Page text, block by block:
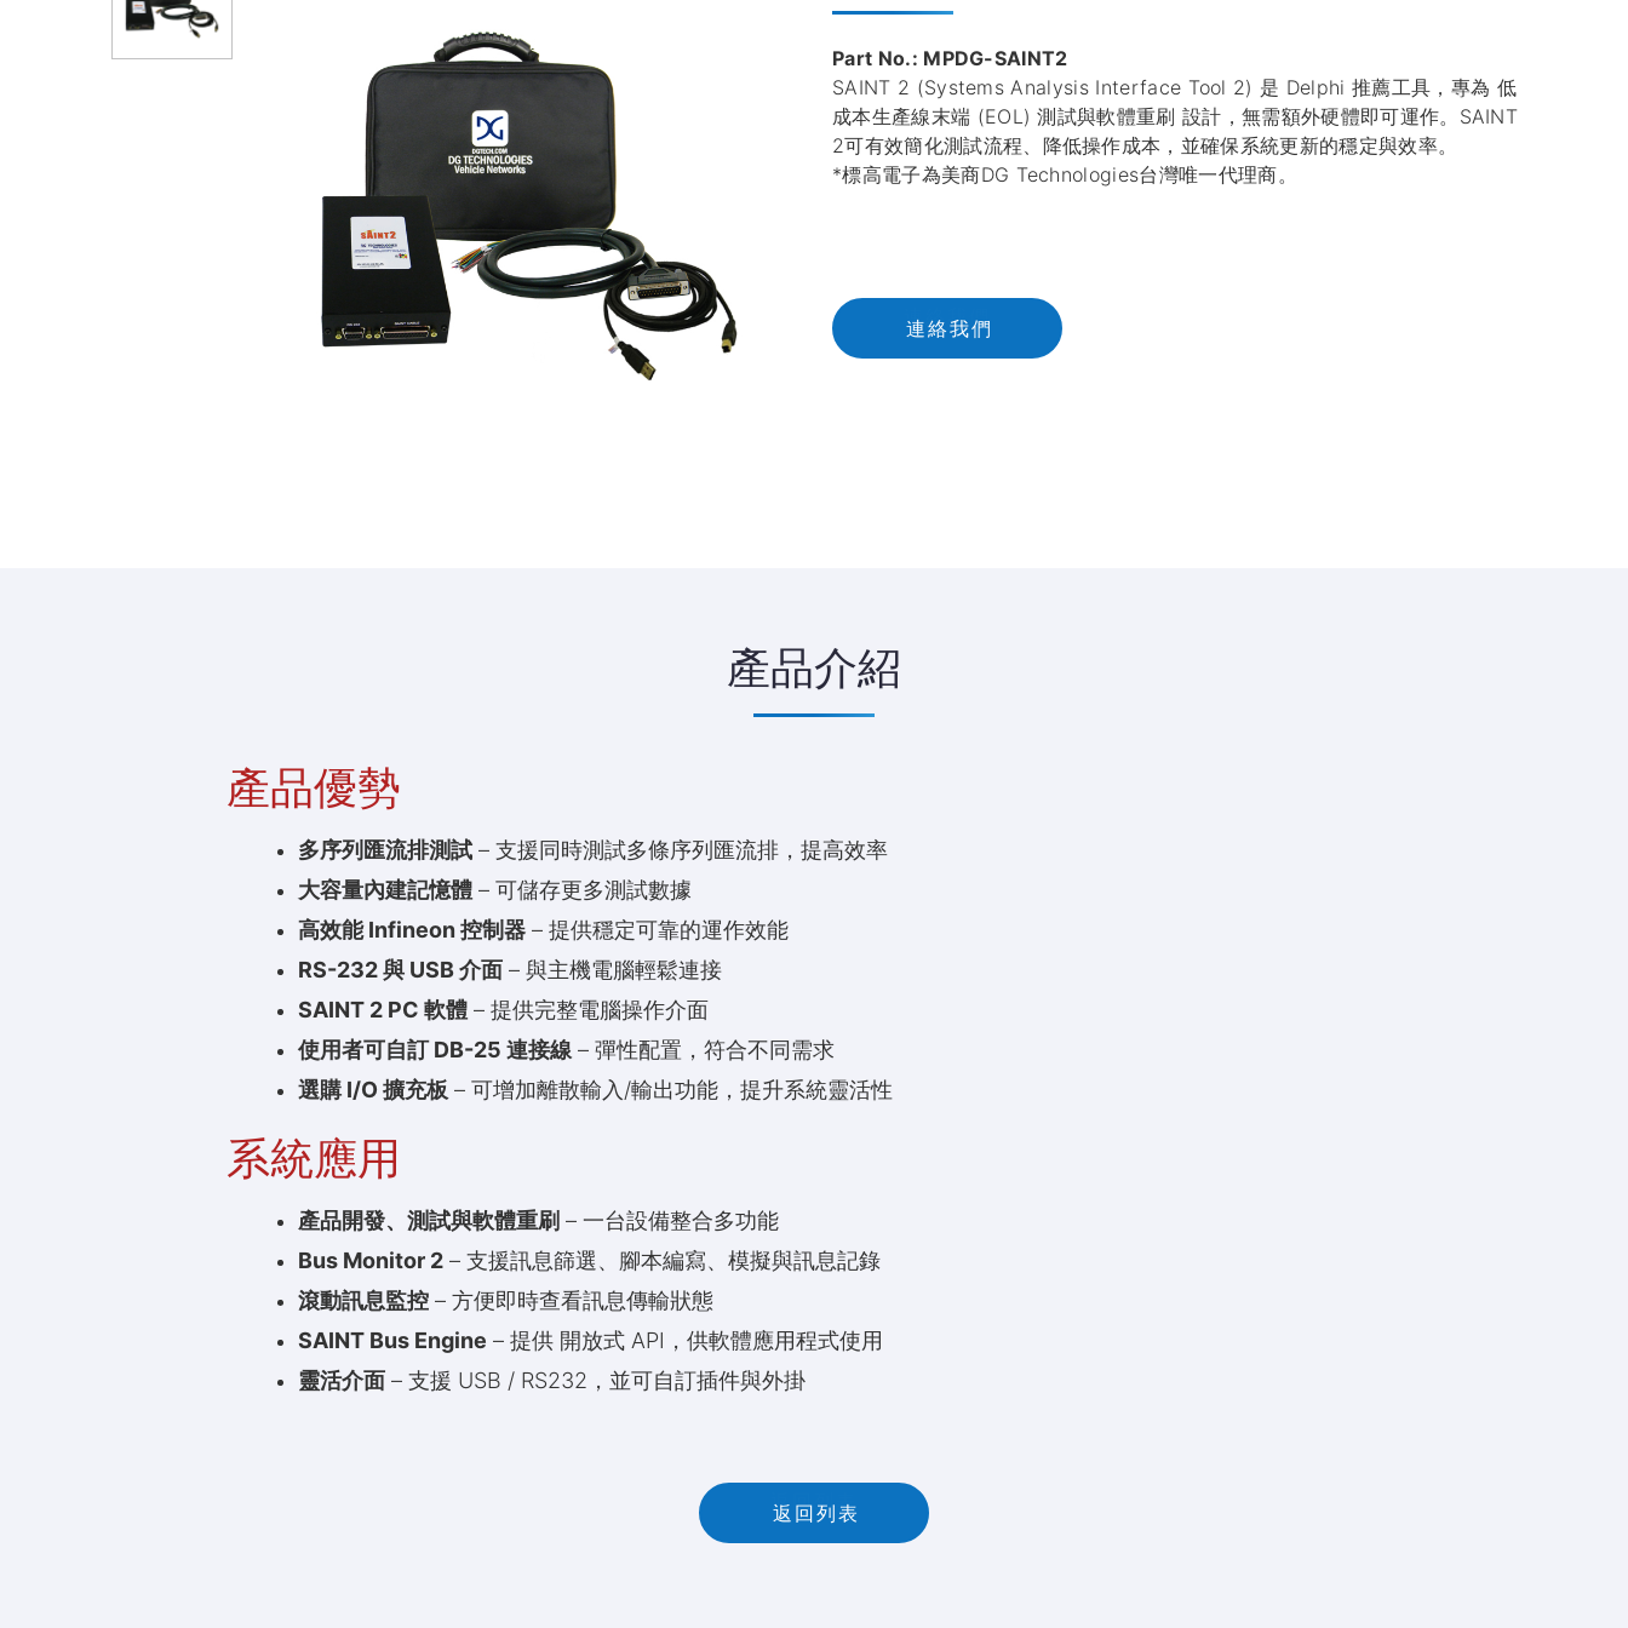
Part No.: MPDG-SAINT2
SAINT 2 (Systems Analysis Interface Tool 2) 是 Delphi 推薦工具，專為 低
成本生產線末端 (EOL) 測試與軟體重刷 設計，無需額外硬體即可運作。SAINT
2可有效簡化測試流程、降低操作成本，並確保系統更新的穩定與效率。
*標高電子為美商DG Technologies台灣唯一代理商。
連 絡 我 們
連絡我們
產品介紹
產品優勢
多序列匯流排測試 – 支援同時測試多條序列匯流排，提高效率
大容量內建記憶體 – 可儲存更多測試數據
高效能 Infineon 控制器 – 提供穩定可靠的運作效能
RS-232 與 USB 介面 – 與主機電腦輕鬆連接
SAINT 2 PC 軟體 – 提供完整電腦操作介面
使用者可自訂 DB-25 連接線 – 彈性配置，符合不同需求
選購 I/O 擴充板 – 可增加離散輸入/輸出功能，提升系統靈活性
系統應用
產品開發、測試與軟體重刷 – 一台設備整合多功能
Bus Monitor 2 – 支援訊息篩選、腳本編寫、模擬與訊息記錄
滾動訊息監控 – 方便即時查看訊息傳輸狀態
SAINT Bus Engine – 提供 開放式 API，供軟體應用程式使用
靈活介面 – 支援 USB / RS232，並可自訂插件與外掛
返 回 列 表
返回列表